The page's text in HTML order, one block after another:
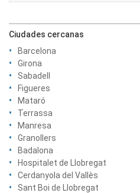
Ciudades cercanas
Barcelona
Girona
Sabadell
Figueres
Mataró
Terrassa
Manresa
Granollers
Badalona
Hospitalet de Llobregat
Cerdanyola del Vallès
Sant Boi de Llobregat